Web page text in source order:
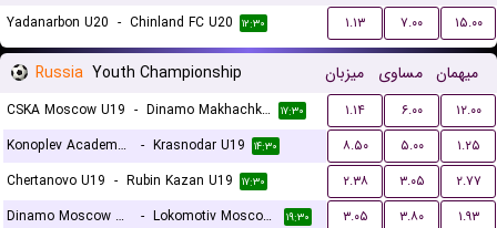
Yadanarbon U20 - Chinland FC U20 ۱۲:۳۰ ۱.۱۳ ۷.۰۰ ۱۵.۰۰
Russia Youth Championship میزبان مساوی میهمان
CSKA Moscow U19 - Dinamo Makhachkala U19 ۱۷:۳۰ ۱.۱۴ ۶.۰۰
۱۲.۰۰
Konoplev Academy U19
- Krasnodar U19 ۱۴:۳۰ ۸.۵۰ ۵.۰۰
۱.۲۵
Chertanovo U19 - Rubin Kazan U19 ۱۷:۳۰ ۲.۳۸ ۳.۰۵
۲.۷۷
Dinamo Moscow U19
- Lokomotiv Moscow U19 ۱۹:۳۰ ۳.۰۵ ۳.۸۰
۱.۹۳